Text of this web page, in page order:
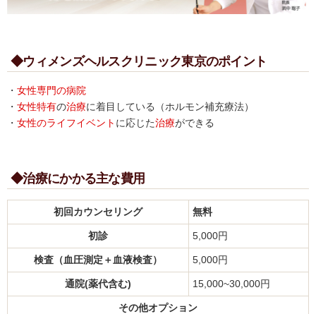
◆ウィメンズヘルスクリニック東京のポイント
・ 女性専門の病院
・ 女性特有の治療に着目している（ホルモン補充療法）
・ 女性のライフイベント に応じた治療ができる
◆治療にかかる主な費用
初回カウンセリング 無料
初診 5,000円
検査（血圧測定＋血液検査） 5,000円
通院(薬代含む) 15,000~30,000円
その他オプション